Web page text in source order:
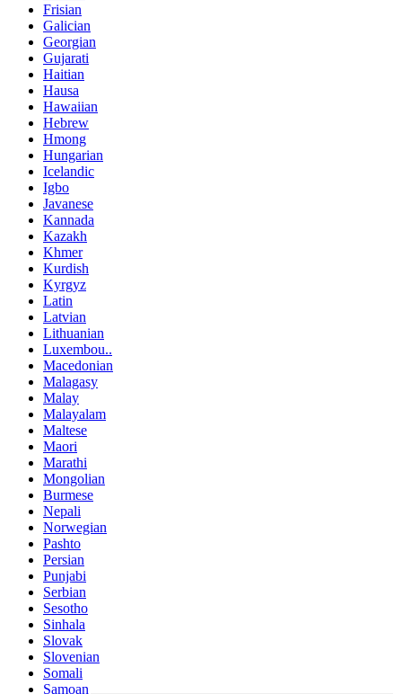
Frisian
Galician
Georgian
Gujarati
Haitian
Hausa
Hawaiian
Hebrew
Hmong
Hungarian
Icelandic
Igbo
Javanese
Kannada
Kazakh
Khmer
Kurdish
Kyrgyz
Latin
Latvian
Lithuanian
Luxembou..
Macedonian
Malagasy
Malay
Malayalam
Maltese
Maori
Marathi
Mongolian
Burmese
Nepali
Norwegian
Pashto
Persian
Punjabi
Serbian
Sesotho
Sinhala
Slovak
Slovenian
Somali
Samoan